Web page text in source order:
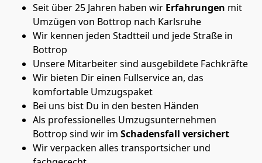
Seit über 25 Jahren haben wir Erfahrungen mit
Umzügen von Bottrop nach Karlsruhe
Wir kennen jeden Stadtteil und jede Straße in
Bottrop
Unsere Mitarbeiter sind ausgebildete Fachkräfte
Wir bieten Dir einen Fullservice an, das
komfortable Umzugspaket
Bei uns bist Du in den besten Händen
Als professionelles Umzugsunternehmen
Bottrop sind wir im Schadensfall versichert
Wir verpacken alles transportsicher und